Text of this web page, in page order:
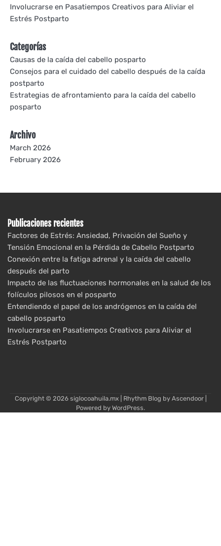
Involucrarse en Pasatiempos Creativos para Aliviar el
Estrés Postparto
Categorías
Causas de la caída del cabello posparto
Consejos para el cuidado del cabello después de la caída
postparto
Estrategias de afrontamiento para la caída del cabello
posparto
Archivo
March 2026
February 2026
Publicaciones recientes
Factores de Estrés: Ansiedad, Privación del Sueño y
Tensión Emocional en la Pérdida de Cabello Postparto
Conexión entre la fatiga adrenal y la caída del cabello
después del parto
Impacto de las fluctuaciones hormonales en la salud de los
folículos pilosos en el posparto
Entendiendo el papel de los andrógenos en la caída del
cabello posparto
Involucrarse en Pasatiempos Creativos para Aliviar el
Estrés Postparto
Copyright © 2026 siglocoahuila.mx| Rhythm Blog by Ascendoor|
Powered by WordPress.